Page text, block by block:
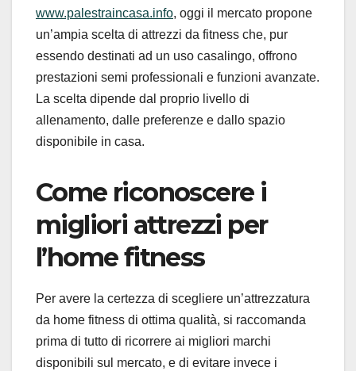
www.palestraincasa.info, oggi il mercato propone
un’ampia scelta di attrezzi da fitness che, pur
essendo destinati ad un uso casalingo, offrono
prestazioni semi professionali e funzioni avanzate.
La scelta dipende dal proprio livello di
allenamento, dalle preferenze e dallo spazio
disponibile in casa.
Come riconoscere i
migliori attrezzi per
l’home fitness
Per avere la certezza di scegliere un’attrezzatura
da home fitness di ottima qualità, si raccomanda
prima di tutto di ricorrere ai migliori marchi
disponibili sul mercato, e di evitare invece i